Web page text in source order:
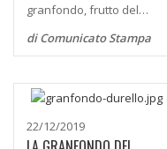
granfondo, frutto del…
di Comunicato Stampa
22/12/2019